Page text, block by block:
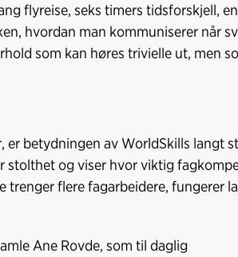
flyreise, seks timers tidsforskjell,
hvordan man kommuniserer når
som kan høres trivielle ut, men
er betydningen av WorldSkills langt
stolthet og viser hvor viktig
trenger flere fagarbeidere, fungerer
Ane Rovde, som til daglig